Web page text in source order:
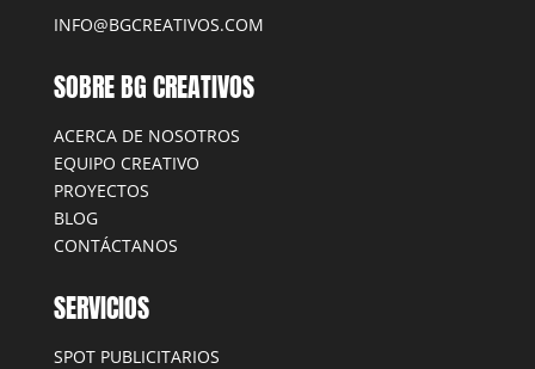
INFO@BGCREATIVOS.COM
SOBRE BG CREATIVOS
ACERCA DE NOSOTROS
EQUIPO CREATIVO
PROYECTOS
BLOG
CONTÁCTANOS
SERVICIOS
SPOT PUBLICITARIOS